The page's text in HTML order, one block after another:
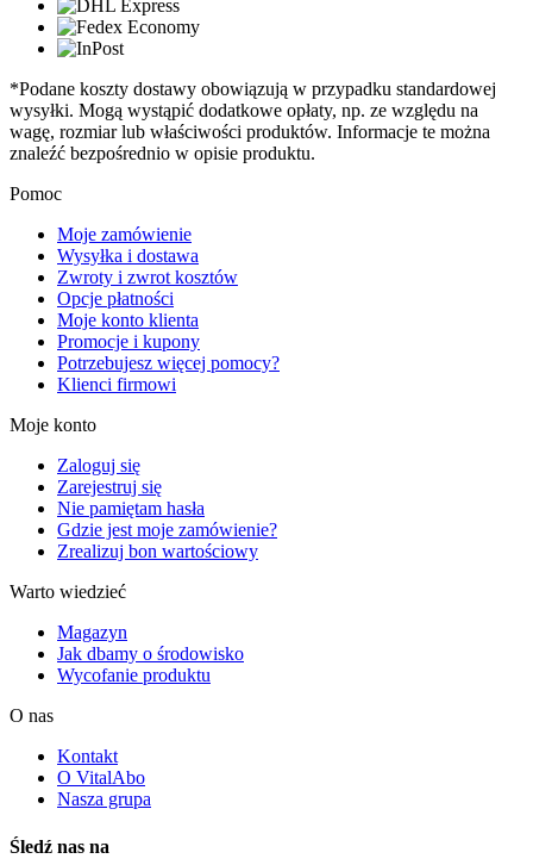
*Podane koszty dostawy obowiązują w przypadku standardowej
wysyłki. Mogą wystąpić dodatkowe opłaty, np. ze względu na
wagę, rozmiar lub właściwości produktów. Informacje te można
znaleźć bezpośrednio w opisie produktu.
Pomoc
Moje zamówienie
Wysyłka i dostawa
Zwroty i zwrot kosztów
Opcje płatności
Moje konto klienta
Promocje i kupony
Potrzebujesz więcej pomocy?
Klienci firmowi
Moje konto
Zaloguj się
Zarejestruj się
Nie pamiętam hasła
Gdzie jest moje zamówienie?
Zrealizuj bon wartościowy
Warto wiedzieć
Magazyn
Jak dbamy o środowisko
Wycofanie produktu
O nas
Kontakt
O VitalAbo
Nasza grupa
Śledź nas na